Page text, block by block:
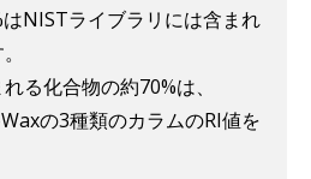
NISTライブラリには含まれ
る化合物の約70%は、
の3種類のカラムのRI値を